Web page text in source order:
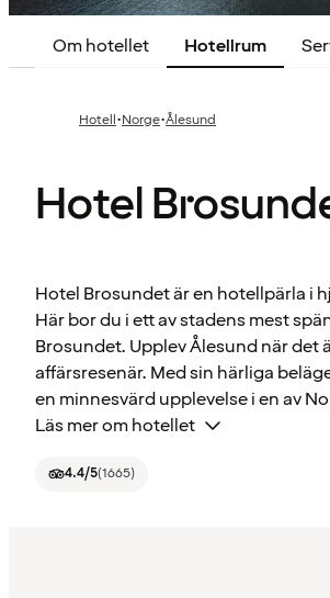
Om hotellet Hotellrum
Hotell·Norge·Ålesund
Hotel
Hotel Brosundet är en hotellpärla i
Här bor du i ett av stadens mest
Brosundet. Upplev Ålesund när det
affärsresenär. Med sin härliga
en minnesvärd upplevelse i en av
Läs mer om hotellet
4.4/5(1665)